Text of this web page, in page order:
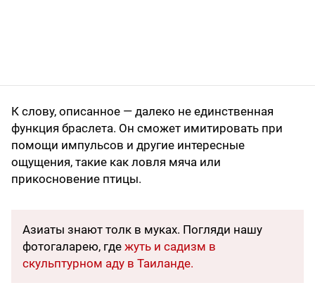
К слову, описанное — далеко не единственная
функция браслета. Он сможет имитировать при
помощи импульсов и другие интересные
ощущения, такие как ловля мяча или
прикосновение птицы.
Азиаты знают толк в муках. Погляди нашу
фотогаларею, где жуть и садизм в
скульптурном аду в Таиланде.